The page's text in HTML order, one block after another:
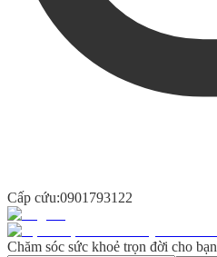
Cấp cứu:0901793122
Chăm sóc sức khoẻ trọn đời cho bạn